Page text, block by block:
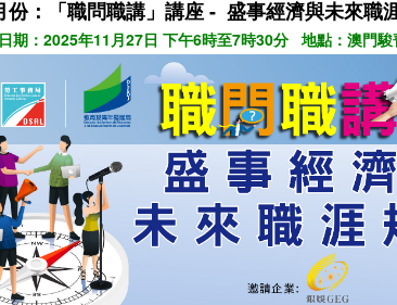
： 「職問職講」講座 - 盛事經濟與未來職
期：2025年11月27日 下午6時至7時30分 地點：澳門駿